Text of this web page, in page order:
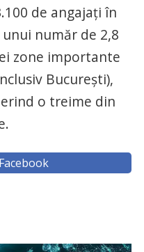
de angajaţi în
număr de 2,8
zone importante
Bucureşti),
o treime din